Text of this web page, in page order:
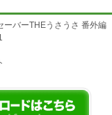
よってはオプションのＷ
ーバーTHEうさうさ 番外編